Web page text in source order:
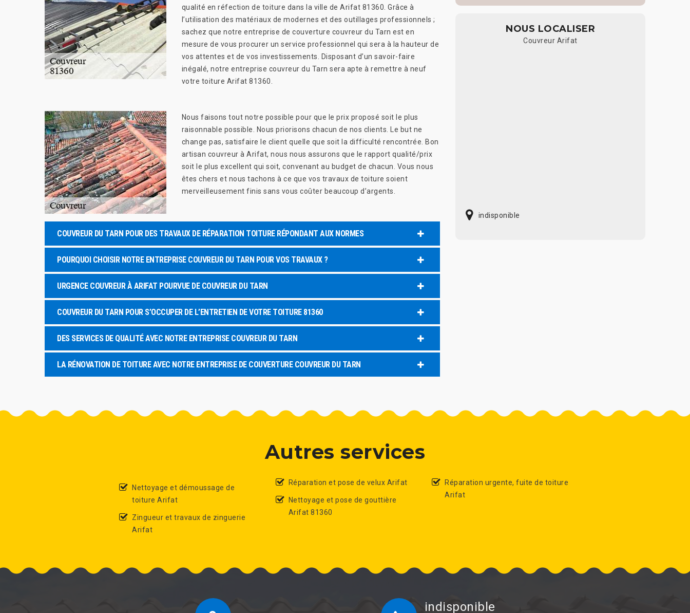
qualité en réfection de toiture dans la ville de Arifat 81360. Grâce à
l’utilisation des matériaux de modernes et des outillages professionnels ;
sachez que notre entreprise de couverture couvreur du Tarn est en
mesure de vous procurer un service professionnel qui sera à la hauteur de
vos attentes et de vos investissements. Disposant d’un savoir-faire
inégalé, notre entreprise couvreur du Tarn sera apte à remettre à neuf
votre toiture Arifat 81360.
Nous faisons tout notre possible pour que le prix proposé soit le plus
raisonnable possible. Nous priorisons chacun de nos clients. Le but ne
change pas, satisfaire le client quelle que soit la difficulté rencontrée. Bon
artisan couvreur à Arifat, nous nous assurons que le rapport qualité/prix
soit le plus excellent qui soit, convenant au budget de chacun. Vous nous
êtes chers et nous tachons à ce que vos travaux de toiture soient
merveilleusement finis sans vous coûter beaucoup d’argents.
COUVREUR DU TARN POUR DES TRAVAUX DE RÉPARATION TOITURE RÉPONDANT AUX NORMES
POURQUOI CHOISIR NOTRE ENTREPRISE COUVREUR DU TARN POUR VOS TRAVAUX ?
URGENCE COUVREUR À ARIFAT POURVUE DE COUVREUR DU TARN
COUVREUR DU TARN POUR S’OCCUPER DE L’ENTRETIEN DE VOTRE TOITURE 81360
DES SERVICES DE QUALITÉ AVEC NOTRE ENTREPRISE COUVREUR DU TARN
LA RÉNOVATION DE TOITURE AVEC NOTRE ENTREPRISE DE COUVERTURE COUVREUR DU TARN
NOUS LOCALISER
Couvreur Arifat
indisponible
Autres services
Nettoyage et démoussage de
toiture Arifat
Zingueur et travaux de zinguerie
Arifat
Réparation et pose de velux Arifat
Nettoyage et pose de gouttière
Arifat 81360
Réparation urgente, fuite de toiture
Arifat
indisponible